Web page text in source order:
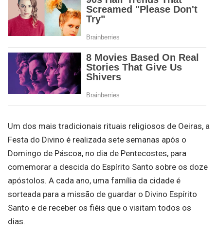
Um dos mais tradicionais rituais religiosos de Oeiras, a
Festa do Divino é realizada sete semanas após o
Domingo de Páscoa, no dia de Pentecostes, para
comemorar a descida do Espírito Santo sobre os doze
apóstolos. A cada ano, uma família da cidade é
sorteada para a missão de guardar o Divino Espírito
Santo e de receber os fiéis que o visitam todos os
dias.